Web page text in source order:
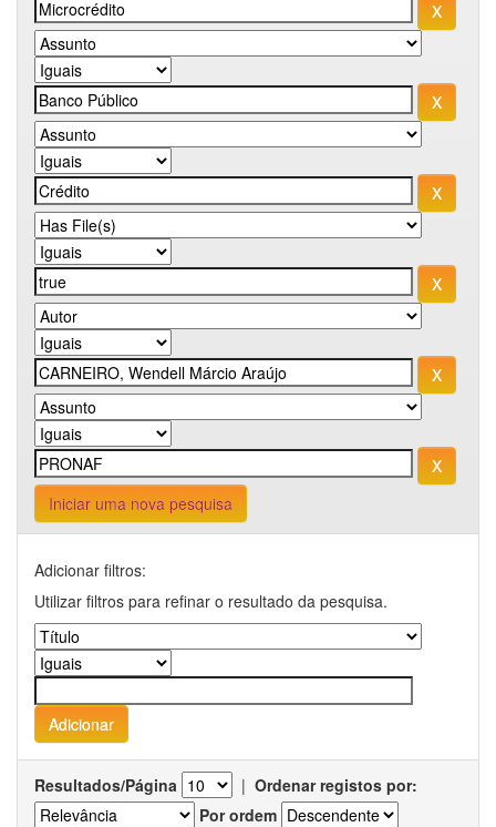
Iniciar uma nova pesquisa
Adicionar filtros:
Utilizar filtros para refinar o resultado da pesquisa.
Resultados/Página | Ordenar registos por:
Por ordem